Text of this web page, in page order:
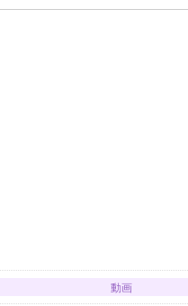
動画